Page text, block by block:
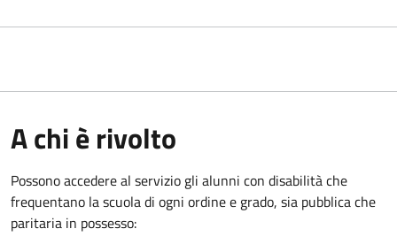
A chi è rivolto
Possono accedere al servizio gli alunni con disabilità che
frequentano la scuola di ogni ordine e grado, sia pubblica che
paritaria in possesso: